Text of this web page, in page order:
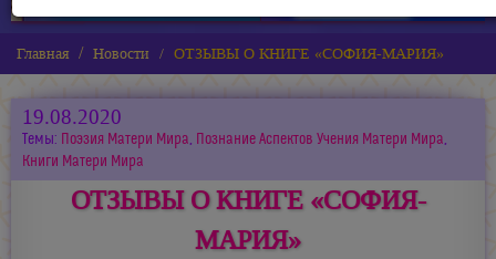
Главная Новости ОТЗЫВЫ О КНИГЕ «СОФИЯ-МАРИЯ»
19.08.2020
Темы: Поэзия Матери Мира, Познание Аспектов Учения Матери Мира,
Книги Матери Мира
ОТЗЫВЫ О КНИГЕ «СОФИЯ-
МАРИЯ»